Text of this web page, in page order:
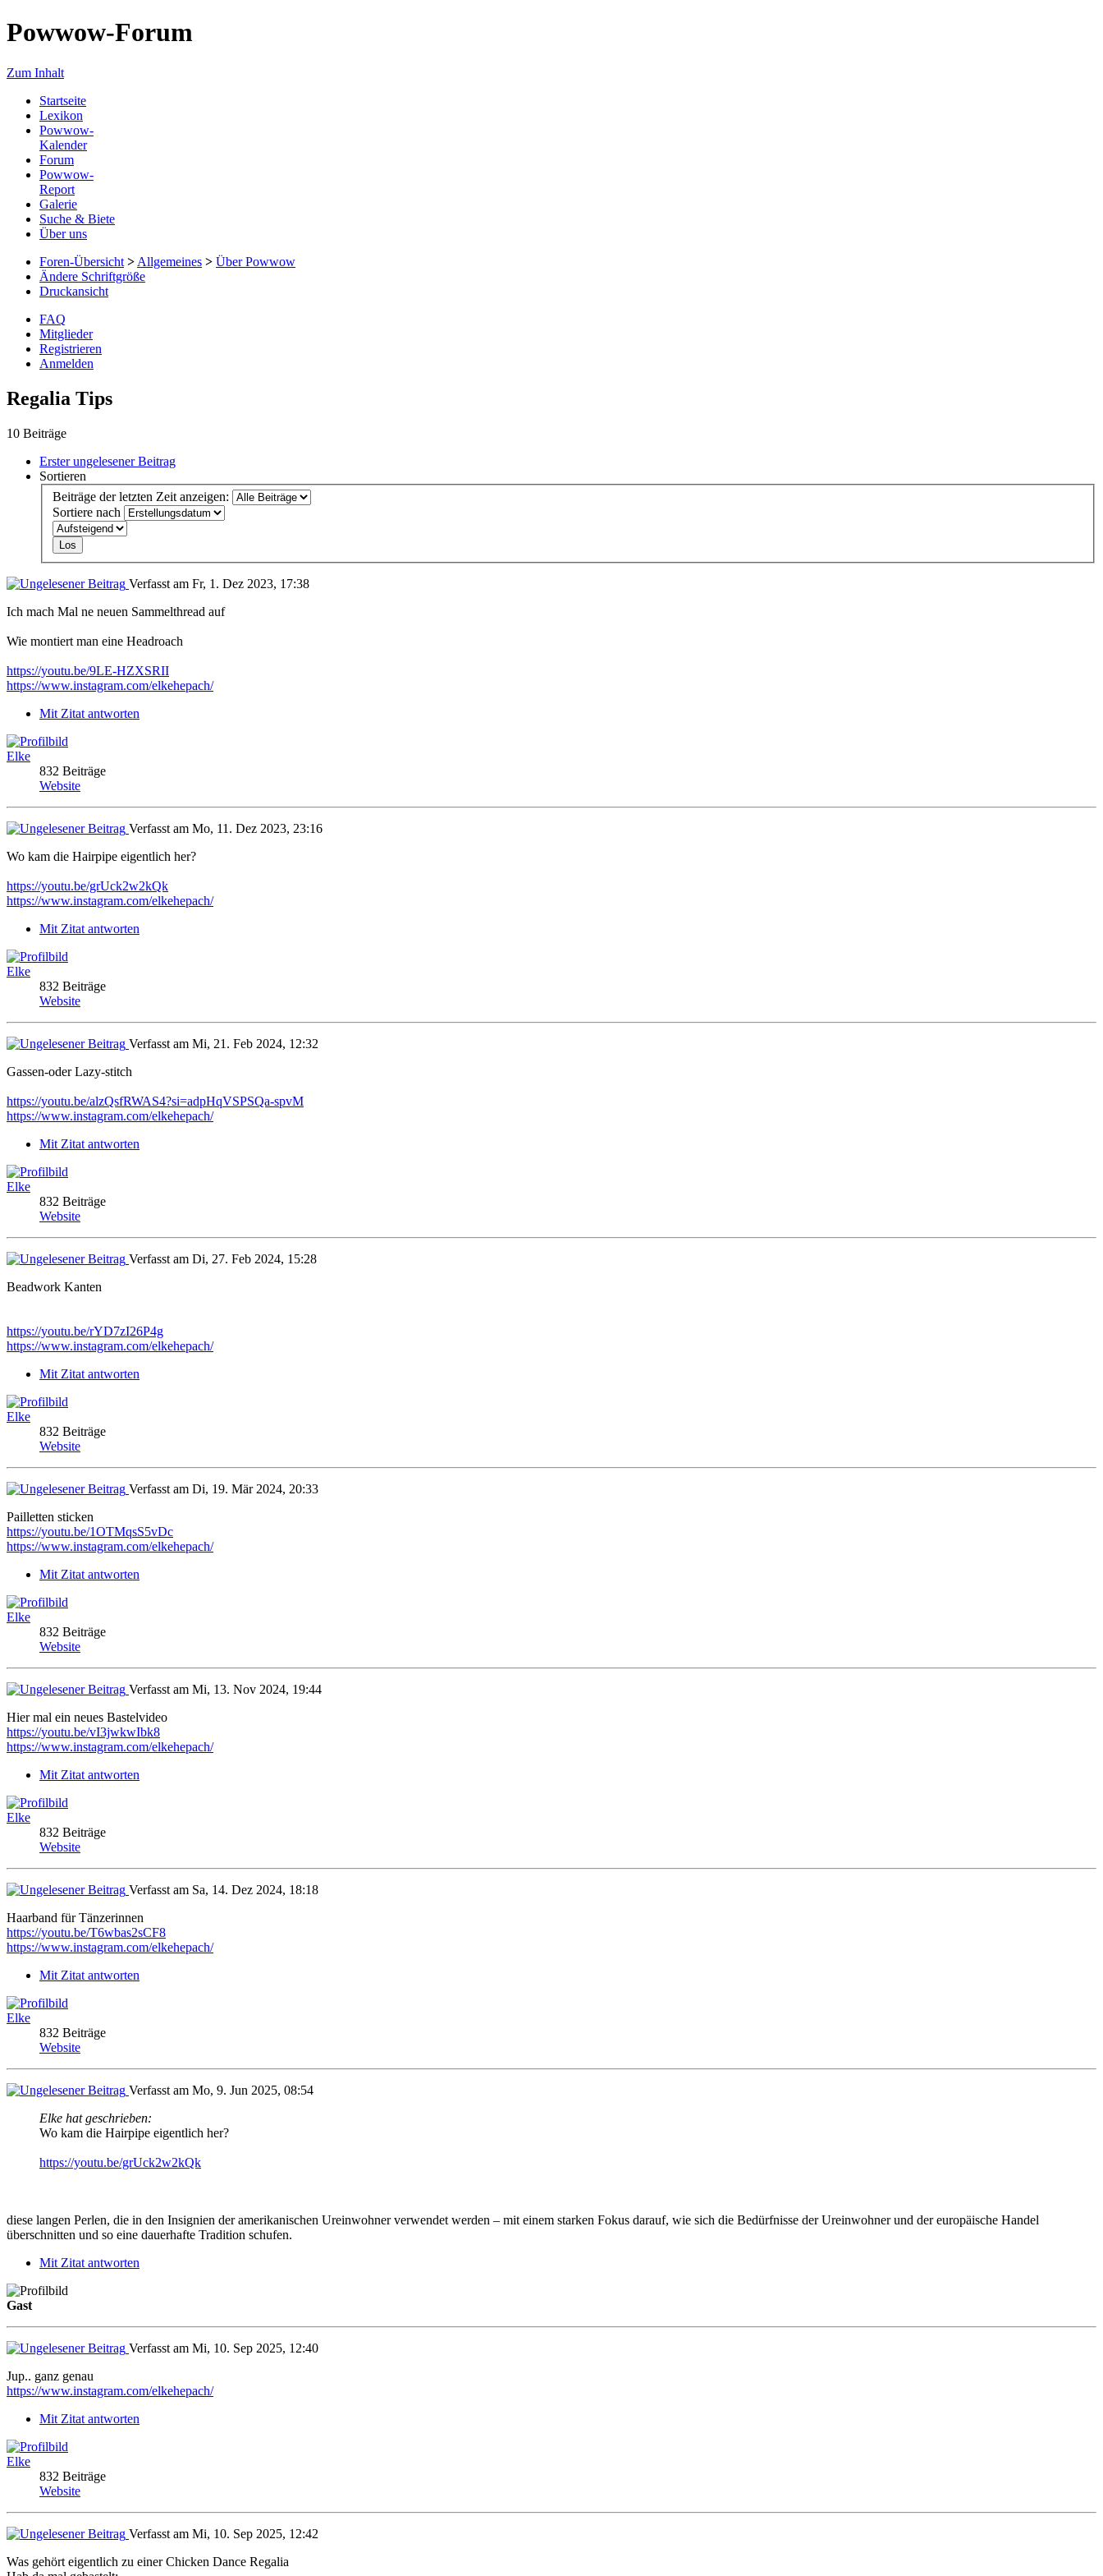
Powwow-Forum
Zum Inhalt
Startseite
Lexikon
Powwow-
Kalender
Forum
Powwow-
Report
Galerie
Suche & Biete
Über uns
Foren-Übersicht > Allgemeines > Über Powwow
Ändere Schriftgröße
Druckansicht
FAQ
Mitglieder
Registrieren
Anmelden
Regalia Tips
10 Beiträge
Erster ungelesener Beitrag
Sortieren
Beiträge der letzten Zeit anzeigen:
Sortiere nach
Verfasst am Fr, 1. Dez 2023, 17:38
Ich mach Mal ne neuen Sammelthread auf
Wie montiert man eine Headroach
https://youtu.be/9LE-HZXSRII
https://www.instagram.com/elkehepach/
Mit Zitat antworten
Elke
832 Beiträge
Website
Verfasst am Mo, 11. Dez 2023, 23:16
Wo kam die Hairpipe eigentlich her?
https://youtu.be/grUck2w2kQk
https://www.instagram.com/elkehepach/
Mit Zitat antworten
Elke
832 Beiträge
Website
Verfasst am Mi, 21. Feb 2024, 12:32
Gassen-oder Lazy-stitch
https://youtu.be/alzQsfRWAS4?si=adpHqVSPSQa-spvM
https://www.instagram.com/elkehepach/
Mit Zitat antworten
Elke
832 Beiträge
Website
Verfasst am Di, 27. Feb 2024, 15:28
Beadwork Kanten
https://youtu.be/rYD7zI26P4g
https://www.instagram.com/elkehepach/
Mit Zitat antworten
Elke
832 Beiträge
Website
Verfasst am Di, 19. Mär 2024, 20:33
Pailletten sticken
https://youtu.be/1OTMqsS5vDc
https://www.instagram.com/elkehepach/
Mit Zitat antworten
Elke
832 Beiträge
Website
Verfasst am Mi, 13. Nov 2024, 19:44
Hier mal ein neues Bastelvideo
https://youtu.be/vI3jwkwIbk8
https://www.instagram.com/elkehepach/
Mit Zitat antworten
Elke
832 Beiträge
Website
Verfasst am Sa, 14. Dez 2024, 18:18
Haarband für Tänzerinnen
https://youtu.be/T6wbas2sCF8
https://www.instagram.com/elkehepach/
Mit Zitat antworten
Elke
832 Beiträge
Website
Verfasst am Mo, 9. Jun 2025, 08:54
Elke hat geschrieben:
Wo kam die Hairpipe eigentlich her?
https://youtu.be/grUck2w2kQk
diese langen Perlen, die in den Insignien der amerikanischen Ureinwohner verwendet werden – mit einem starken Fokus darauf, wie sich die Bedürfnisse der Ureinwohner und der europäische Handel
überschnitten und so eine dauerhafte Tradition schufen.
Mit Zitat antworten
Gast
Verfasst am Mi, 10. Sep 2025, 12:40
Jup.. ganz genau
https://www.instagram.com/elkehepach/
Mit Zitat antworten
Elke
832 Beiträge
Website
Verfasst am Mi, 10. Sep 2025, 12:42
Was gehört eigentlich zu einer Chicken Dance Regalia